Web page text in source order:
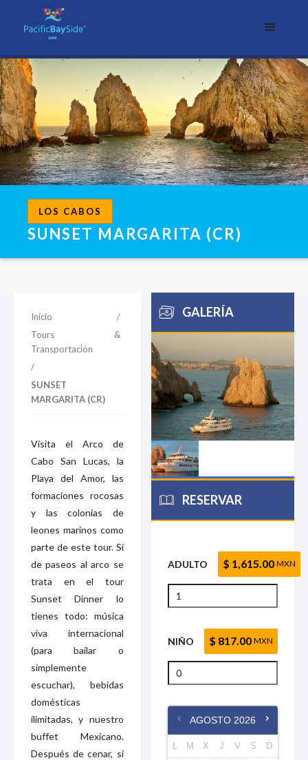
LOS CABOS
SUNSET MARGARITA (CR)
Inicio
/
Tours &
Transportación
/
SUNSET
MARGARITA (CR)
Visita el Arco de
Cabo San Lucas, la
Playa del Amor, las
formaciones rocosas
y las colonias de
leones marinos como
parte de este tour. Si
de paseos al arco se
trata en el tour
Sunset Dinner lo
tienes todo: música
viva internacional
(para bailar o
simplemente
escuchar), bebidas
domésticas
ilimitadas, y nuestro
buffet Mexicano.
Después de cenar, si
GALERÍA
RESERVAR
ADULTO $ 1,615.00 MXN
NIÑO $ 817.00 MXN
AGOSTO 2026
M X J V S D